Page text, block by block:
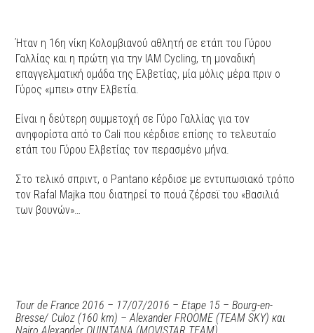
Ήταν η 16η νίκη Κολομβιανού αθλητή σε ετάπ του Γύρου
Γαλλίας και η πρώτη για την IAM Cycling, τη μοναδική
επαγγελματική ομάδα της Ελβετίας, μία μόλις μέρα πριν ο
Γύρος «μπει» στην Ελβετία.
Είναι η δεύτερη συμμετοχή σε Γύρο Γαλλίας για τον
ανηφορίστα από το Cali που κέρδισε επίσης το τελευταίο
ετάπ του Γύρου Ελβετίας τον περασμένο μήνα.
Στο τελικό σπριντ, ο Pantano κέρδισε με εντυπωσιακό τρόπο
τον Rafal Majka που διατηρεί το πουά ζέρσεϊ του «Βασιλιά
των βουνών»…
Tour de France 2016 – 17/07/2016 – Etape 15 – Bourg-en-
Bresse/ Culoz (160 km) – Alexander FROOME (TEAM SKY) και